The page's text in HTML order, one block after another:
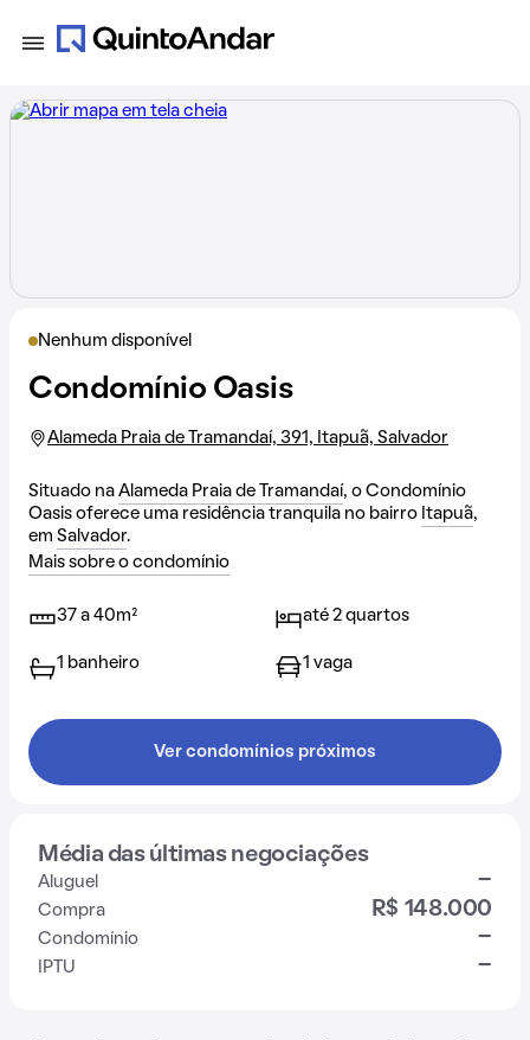
Nenhum disponível
Condomínio Oasis
Alameda Praia de Tramandaí, 391, Itapuã, Salvador
Situado na Alameda Praia de Tramandaí, o Condomínio
Oasis oferece uma residência tranquila no bairro Itapuã,
em Salvador.
Mais sobre o condomínio
37 a 40m² até 2 quartos
1 banheiro 1 vaga
Ver condomínios próximos
Média das últimas negociações
Aluguel -
Compra R$ 148.000
Condomínio -
IPTU -